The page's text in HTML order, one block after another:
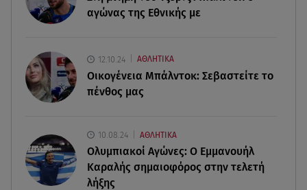
07.08.26 , 13:42
07.08.26 , 13:33
Καινούργιου:Πένθος για συνεργάτιδά της «Θα
μου λείπεις πάντα και για πάντα»
07.08.26 , 13:16
Γιάννης Στάνκογλου: Δείτε τον έφηβο με μακριά
μαλλιά
αγώνας της Εθνικής με
12.10.24 ΑΘΛΗΤΙΚΑ
Οικογένεια Μπάλντοκ: Σεβαστείτε το
πένθος μας
10.08.24 ΑΘΛΗΤΙΚΑ
Ολυμπιακοί Αγώνες: Ο Εμμανουήλ
Καραλής σημαιοφόρος στην τελετή
λήξης